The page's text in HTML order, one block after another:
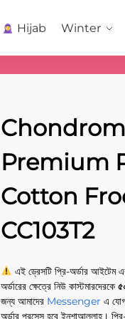
Hijab Winter
Search
Premium
Cotton
CC103T2
এই ড্রেসটি প্রি-অর্ডার আইটেম
অর্ডারের ক্ষেত্রে নিউ কাস্টমারদেরকে
জন্য আমাদের Messenger এ
অর্ডার প্রসেস হবে ইনশাআল্লাহ।